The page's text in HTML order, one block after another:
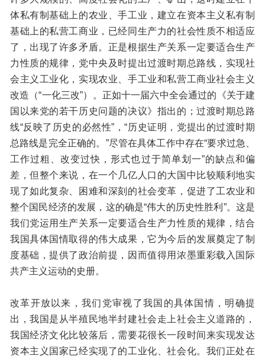
体私有制基础上的农业、手工业，建立在资本主义私有制
基础上的私营工商业，已经同生产力的社会性质不相适应
了，出现了许多矛盾。正是根据生产关系一定要适合生产
力性质的规律，党中央及时提出过渡时期总路线，实现社
会主义工业化，实现农业、手工业和私营工商业社会主义
改造（“一化三改”）。正如十一届六中全会通过的《关于建
国以来党的若干历史问题的决议》指出的；过渡时期总路
线“反映了历史的必然性”，“历史证明，党提出的过渡时期
总路线是完全正确的。”尽管在具体工作中存在“要求过急、
工作过粗、改变过快，形式也过于简单划一”的缺点和偏
差，但整个来说，在一个几亿人口的大国中比较顺利地实
现了如此复杂、困难和深刻的社会变革，促进了工农业和
整个国民经济的发展，这的确是“伟大的历史性胜利”。这是
我们党运用生产关系一定要适合生产力性质的规律，结合
我国具体国情取得的伟大成果，它为今后的发展奠定了制
度基础，提供了政治前提，因而值得用浓墨重彩载入国际
共产主义运动的史册。
改革开放以来，我们党审视了我国的具体国情，明确提
出，我国是从半殖民地半封建社会走上社会主义道路的，
我国经济文化比较落后，需要花很长一段时间来实现发达
资本主义国家已经实现了的工业化、社会化。我们正处在